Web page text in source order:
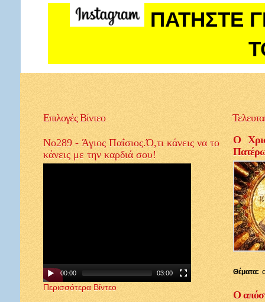
ΠΑΤΗΣΤΕ
ΕπιλογέςΒίντεο
No289 - Άγιος Παΐσιος.Ό,τι κάνεις να το
κάνεις με την καρδιά σου!
00:00 03:00
Περισσότερα Βίντεο
Ο
Θέματα:
Ο